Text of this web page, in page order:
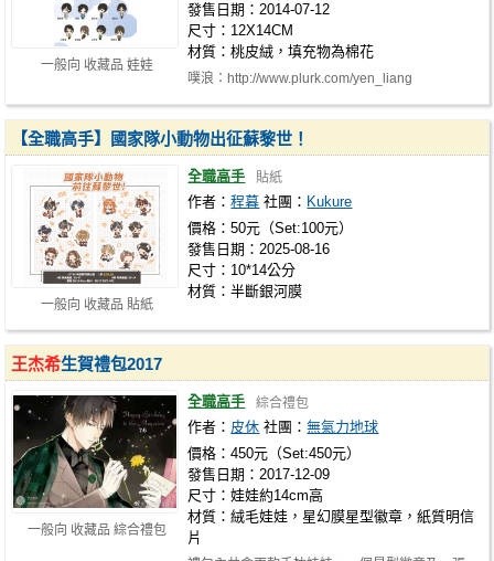
一般向 收藏品 娃娃
發售日期：2014-07-12
尺寸：12X14CM
材質：桃皮絨，填充物為棉花
噗浪：http://www.plurk.com/yen_liang
一般向 收藏品 貼紙
【全職高手】國家隊小動物出征蘇黎世！
全職高手 貼紙
作者：程暮 社團： Kukure
價格：50元（Set:100元）
發售日期：2025-08-16
尺寸：10*14公分
材質：半斷銀河膜
一般向 收藏品 綜合禮包
王杰希生賀禮包2017
全職高手 綜合禮包
作者： 皮休 社團：無氣力地球
價格：450元（Set:450元）
發售日期：2017-12-09
尺寸：娃娃約14cm高
材質：絨毛娃娃，星幻膜星型徽章，紙質明信
片